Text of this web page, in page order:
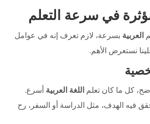
في سرعة التعلم
العربية بسرعة، لازم تعرف إنه في عوامل
نستعرض الأهم.
كل ما كان تعلم اللغة العربية أسرع.
فيه الهدف، مثل الدراسة أو السفر، رح